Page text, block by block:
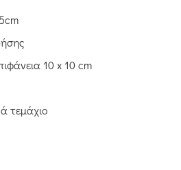
10 x 10 cm
τεμάχιο